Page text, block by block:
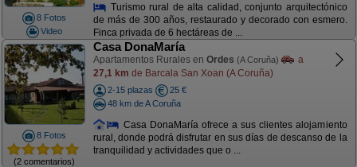
8 Fotos
Video
Turismo rural de alta calidad, conjunto arquitectónico
de más de 300 años, restaurado y decorado con esmero.
Finca privada de 6 hectáreas de ...
8 Fotos
(2 comentarios)
Casa DonaMaría
Apartamentos Rurales en Ordes (A Coruña)
a
27,1 km de Barcala San Xoan (A Coruña)
2-15 plazas
25 €
48 km de A Coruña
Casa DonaMaría ofrece a sus clientes alojamiento
rural, donde podrá disfrutar en sus días de descanso de la
tranquilidad y actividades que o ...